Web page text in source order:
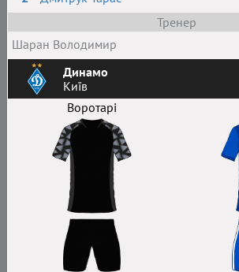
Тренер
Шаран Володимир
Динамо
Київ
Воротарі